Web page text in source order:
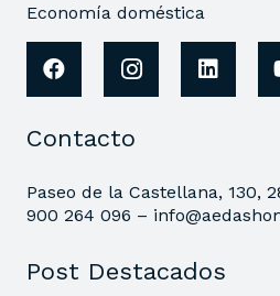
Economía doméstica
Contacto
Paseo de la Castellana, 130,
900 264 096 –
Post Destacados